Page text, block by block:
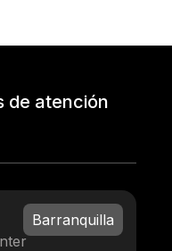
de atención
Barranquilla